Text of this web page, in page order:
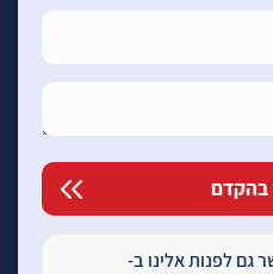
גם לפנות אלינו ב-